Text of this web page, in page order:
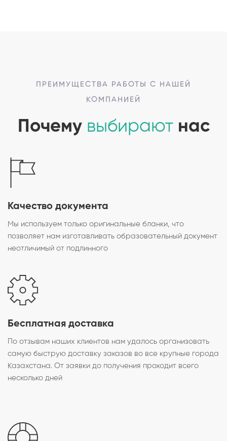
ПРЕИМУЩЕСТВА РАБОТЫ С НАШЕЙ
КОМПАНИЕЙ
Почему выбираютнас
Качество документа
Мы используем только оригинальные бланки, что
позволяет нам изготавливать образовательный документ
неотличимый от подлинного
Бесплатная доставка
По отзывам наших клиентов нам удалось организовать
самую быструю доставку заказов во все крупные города
Казахстана. От заявки до получения проходит всего
несколько дней